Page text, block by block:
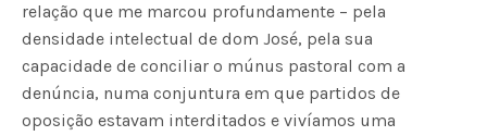
relação que me marcou profundamente – pela
densidade intelectual de dom José, pela sua
capacidade de conciliar o múnus pastoral com a
denúncia, numa conjuntura em que partidos de
oposição estavam interditados e vivíamos uma